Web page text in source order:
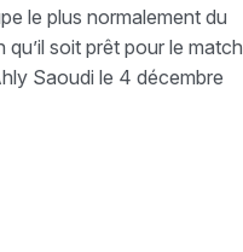
le plus normalement du
soit prêt pour le match
Saoudi le 4 décembre